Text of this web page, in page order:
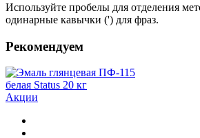
Используйте пробелы для отделения
одинарные кавычки (') для фраз.
Рекомендуем
Акции